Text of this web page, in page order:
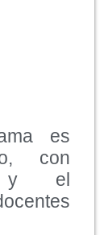
es
con
y el